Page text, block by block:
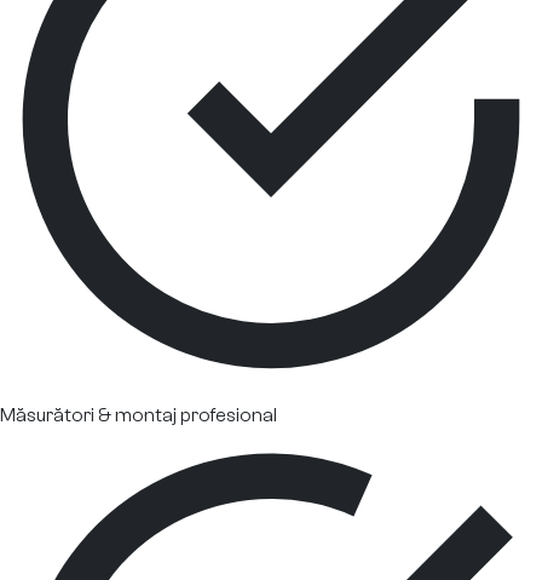
Măsurători & montaj profesional